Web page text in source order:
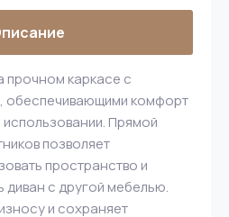
прочном каркасе с
обеспечивающими комфорт
Прямой
позволяет
пространство и
диван с другой мебелью.
и сохраняет